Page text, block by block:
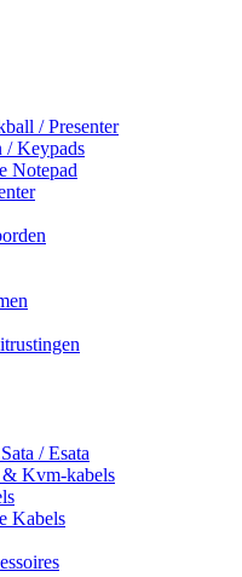
/ Presenter
/ Keypads
Notepad
/ Esata
Kvm-kabels
Kabels